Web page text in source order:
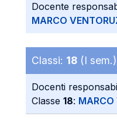
Docente
MARCO
Classi: 18 (I sem.)
Docenti
Classe 18: MARCO